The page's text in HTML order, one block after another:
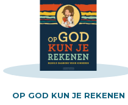
OP GOD KUN JE REKENEN